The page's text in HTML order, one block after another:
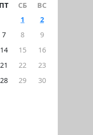
ПТ СБ
ВС
1
2
7 8
9
14 15
16
21 22
23
28 29
30